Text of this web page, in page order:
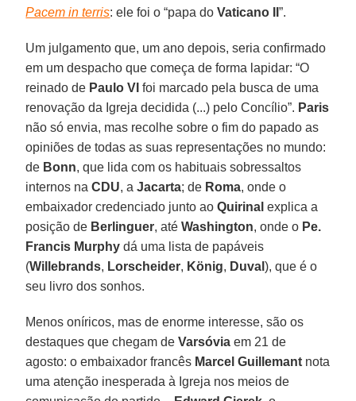
Pacem in terris: ele foi o “papa doVaticano II”.
Um julgamento que, um ano depois, seria confirmado
em um despacho que começa de forma lapidar: “O
reinado de Paulo VI foi marcado pela busca de uma
renovação da Igreja decidida (...) pelo Concílio”. Paris
não só envia, mas recolhe sobre o fim do papado as
opiniões de todas as suas representações no mundo:
de Bonn, que lida com os habituais sobressaltos
internos naCDU, aJacarta; de Roma, onde o
embaixador credenciado junto aoQuirinal explica a
posição de Berlinguer, atéWashington, onde o Pe.
Francis Murphy dá uma lista de papáveis
(Willebrands, Lorscheider, König, Duval), que é o
seu livro dos sonhos.
Menos oníricos, mas de enorme interesse, são os
destaques que chegam deVarsóvia em 21 de
agosto: o embaixador francês Marcel Guillemant nota
uma atenção inesperada à Igreja nos meios de